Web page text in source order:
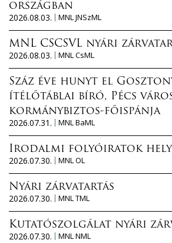
országban
2026.08.03.
MNL JNSzML
MNL CSCSVL nyári
2026.08.03.
MNL CsML
Száz éve hunyt el
ítélőtáblai bíró, Pécs
kormánybiztos-főispánja
2026.07.31.
MNL BaML
Irodalmi folyóiratok
2026.07.30.
MNL OL
Nyári zárvatartás
2026.07.30.
MNL TML
Kutatószolgálat nyári
2026.07.30.
MNL NML